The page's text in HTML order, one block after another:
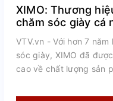
XIMO: Thương
chăm sóc giày cá
VTV.vn - Với hơn 7
sóc giày, XIMO đã
cao về chất lượng sản